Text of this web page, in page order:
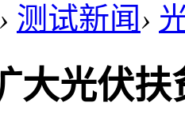
› 测试新闻›
大光伏